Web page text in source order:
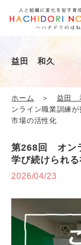
益田 和久
ホーム ＞ 益田
ンライン職業訓練
市場の活性化
第268回 オン
学び続けられ
2026/04/23